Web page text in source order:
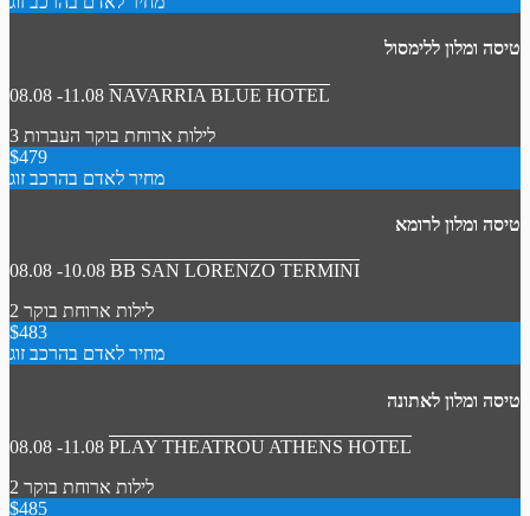
טיסה ומלון ללימסול
08.08 -11.08 NAVARRIA BLUE HOTEL
3 לילות ארוחת בוקר העברות
$479
מחיר לאדם בהרכב זוג
טיסה ומלון לרומא
08.08 -10.08 BB SAN LORENZO TERMINI
2 לילות ארוחת בוקר
$483
מחיר לאדם בהרכב זוג
טיסה ומלון לאתונה
08.08 -11.08 PLAY THEATROU ATHENS HOTEL
2 לילות ארוחת בוקר
$485